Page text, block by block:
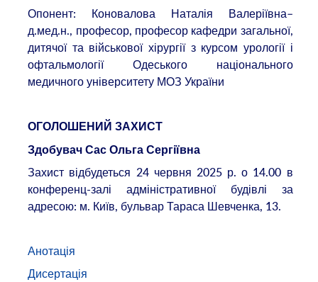
Опонент: Коновалова Наталія Валеріївна–
д.мед.н., професор, професор кафедри загальної,
дитячої та військової хірургії з курсом урології і
офтальмології Одеського національного
медичного університету МОЗ України
ОГОЛОШЕНИЙ ЗАХИСТ
ЗдобувачСас Ольга Сергіївна
Захист відбудеться 24 червня 2025 р. о 14.00 в
конференц-залі адміністративної будівлі за
адресою: м. Київ, бульвар Тараса Шевченка, 13.
Анотація
Дисертація